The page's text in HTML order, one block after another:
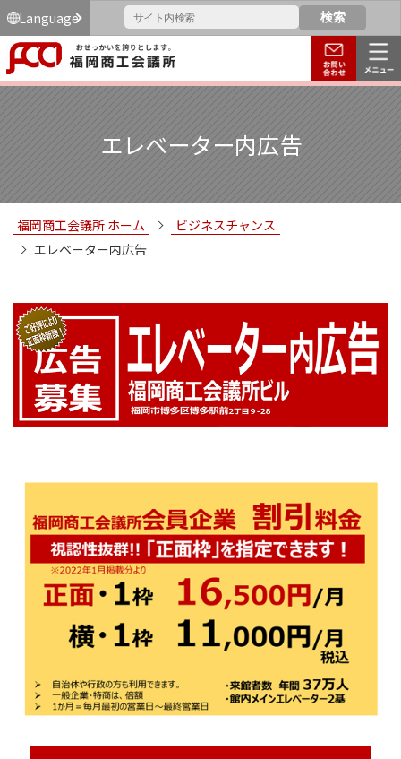
Language
エレベーター内広告
福岡商工会議所 ホーム
ビジネスチャンス
エレベーター内広告